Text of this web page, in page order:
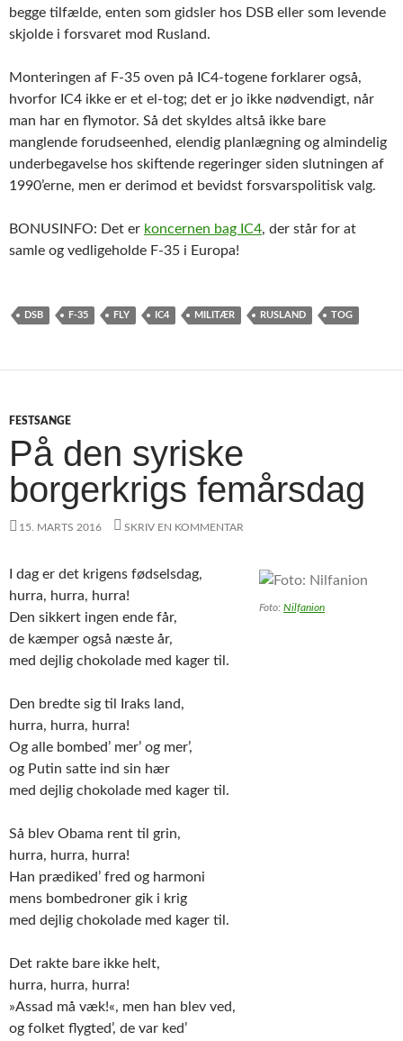
begge tilfælde, enten som gidsler hos DSB eller som levende
skjolde i forsvaret mod Rusland.
Monteringen af F-35 oven på IC4-togene forklarer også,
hvorfor IC4 ikke er et el-tog; det er jo ikke nødvendigt, når
man har en flymotor. Så det skyldes altså ikke bare
manglende forudseenhed, elendig planlægning og almindelig
underbegavelse hos skiftende regeringer siden slutningen af
1990’erne, men er derimod et bevidst forsvarspolitisk valg.
BONUSINFO: Det er koncernen bag IC4, der står for at
samle og vedligeholde F-35 i Europa!
DSB F-35 FLY IC4 MILITÆR RUSLAND TOG
FESTSANGE
På den syriske
borgerkrigs femårsdag
15. MARTS 2016 SKRIV EN KOMMENTAR
Foto: Nilfanion
I dag er det krigens fødselsdag,
hurra, hurra, hurra!
Den sikkert ingen ende får,
de kæmper også næste år,
med dejlig chokolade med kager til.
Den bredte sig til Iraks land,
hurra, hurra, hurra!
Og alle bombed’ mer’ og mer’,
og Putin satte ind sin hær
med dejlig chokolade med kager til.
Så blev Obama rent til grin,
hurra, hurra, hurra!
Han prædiked’ fred og harmoni
mens bombedroner gik i krig
med dejlig chokolade med kager til.
Det rakte bare ikke helt,
hurra, hurra, hurra!
»Assad må væk!«, men han blev ved,
og folket flygted’, de var ked’